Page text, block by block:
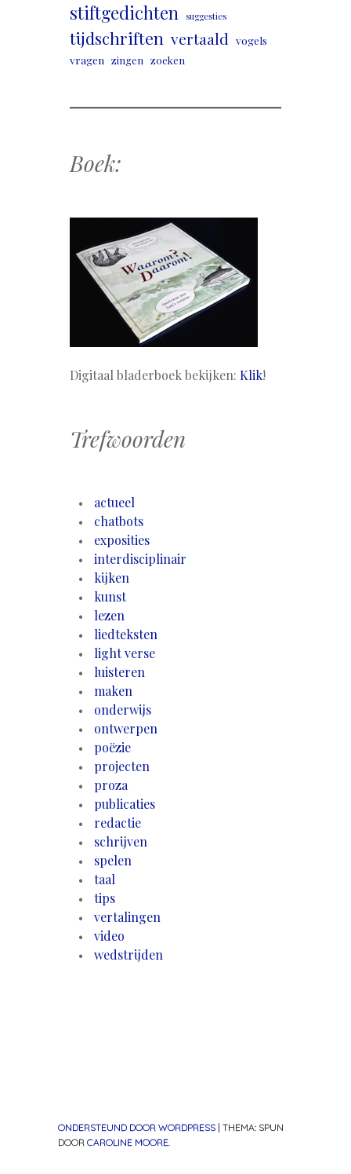
stiftgedichten suggesties
tijdschriften vertaald vogels
vragen zingen zoeken
Boek:
Digitaal bladerboek bekijken: Klik!
Trefwoorden
actueel
chatbots
exposities
interdisciplinair
kijken
kunst
lezen
liedteksten
light verse
luisteren
maken
onderwijs
ontwerpen
poëzie
projecten
proza
publicaties
redactie
schrijven
spelen
taal
tips
vertalingen
video
wedstrijden
ONDERSTEUND DOOR WORDPRESS | THEMA: SPUN
DOOR CAROLINE MOORE.